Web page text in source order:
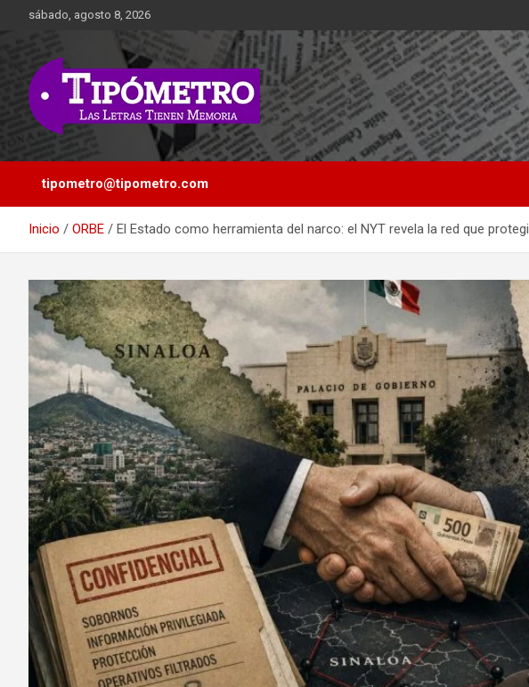
sábado, agosto 8, 2026
Tipometro
Las Letras Tienen Memoria
tipometro@tipometro.com
Inicio ORBE El Estado como herramienta del narco: el NYT revela la red que